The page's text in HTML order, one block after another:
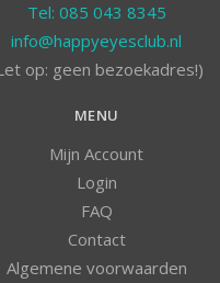
Tel: 085 043 8345
info@happyeyesclub.nl
op: geen bezoekadres!)
MENU
Mijn Account
Login
FAQ
Contact
Algemene voorwaarden